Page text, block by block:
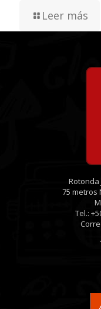
Leer más
Rotonda
75 metros
Tel.: